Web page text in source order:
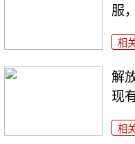
服
相
解
现
相